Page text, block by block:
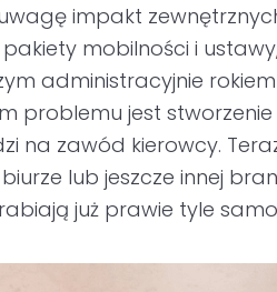
impakt
mobilności i
administracyjnie
problemu jest
na zawód kierowcy.
biurze lub jeszcze innej
już prawie tyle